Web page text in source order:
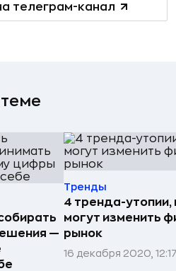
телеграм-канал
—
Тренды
4 тренда-утопии,
могут изменить
рынок
16 декабря 2020,